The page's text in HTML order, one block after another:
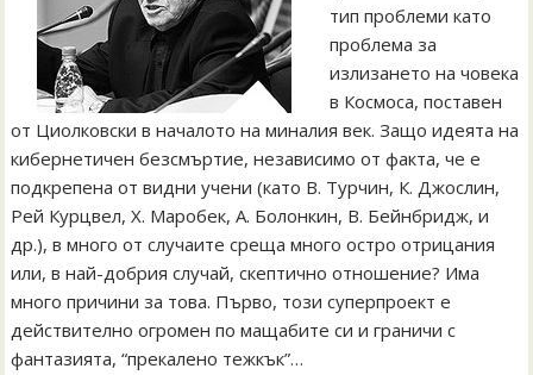
тип проблеми като
проблема за
излизането на човека
в Космоса, поставен
от Циолковски в началото на миналия век. Защо идеята на
кибернетичен безсмъртие, независимо от факта, че е
подкрепена от видни учени (като В. Турчин, К. Джослин,
Рей Курцвел, Х. Mаробек, А. Болонкин, В. Бейнбридж, и
др.), в много от случаите среща много остро отрицания
или, в най-добрия случай, скептично отношение? Има
много причини за това. Първо, този суперпроект е
действително огромен по мащабите си и граничи с
фантазията, “прекалено тежкък”…